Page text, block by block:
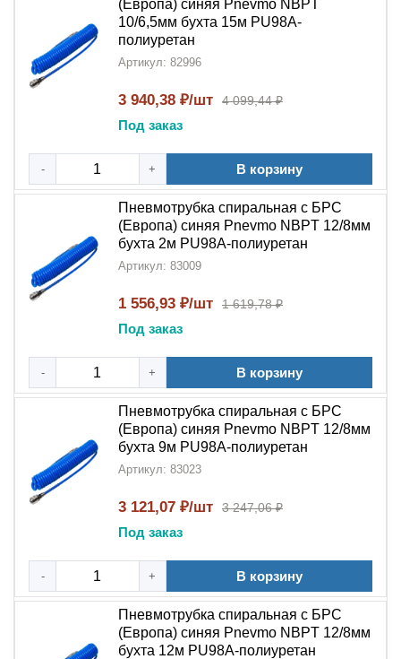
(Европа) синяя Pnevmo NBPT
10/6,5мм бухта 15м PU98A-
полиуретан
Артикул: 82996
3 940,38 ₽/шт 4 099,44 ₽
Под заказ
- + В корзину
Пневмотрубка спиральная с БРС
(Европа) синяя Pnevmo NBPT 12/8мм
бухта 2м PU98A-полиуретан
Артикул: 83009
1 556,93 ₽/шт 1 619,78 ₽
Под заказ
- + В корзину
Пневмотрубка спиральная с БРС
(Европа) синяя Pnevmo NBPT 12/8мм
бухта 9м PU98A-полиуретан
Артикул: 83023
3 121,07 ₽/шт 3 247,06 ₽
Под заказ
- + В корзину
Пневмотрубка спиральная с БРС
(Европа) синяя Pnevmo NBPT 12/8мм
бухта 12м PU98A-полиуретан